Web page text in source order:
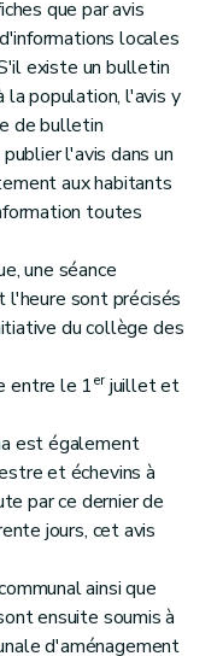
que par avis
locales
existe un bulletin
la population, l'avis y
de bulletin
l'avis dans un
aux habitants
toutes
une séance
l'heure sont précisés
du collège des
entre le 1erjuillet et
est également
et échevins à
par ce dernier de
jours, cet avis
ainsi que
ensuite soumis à
d'aménagement